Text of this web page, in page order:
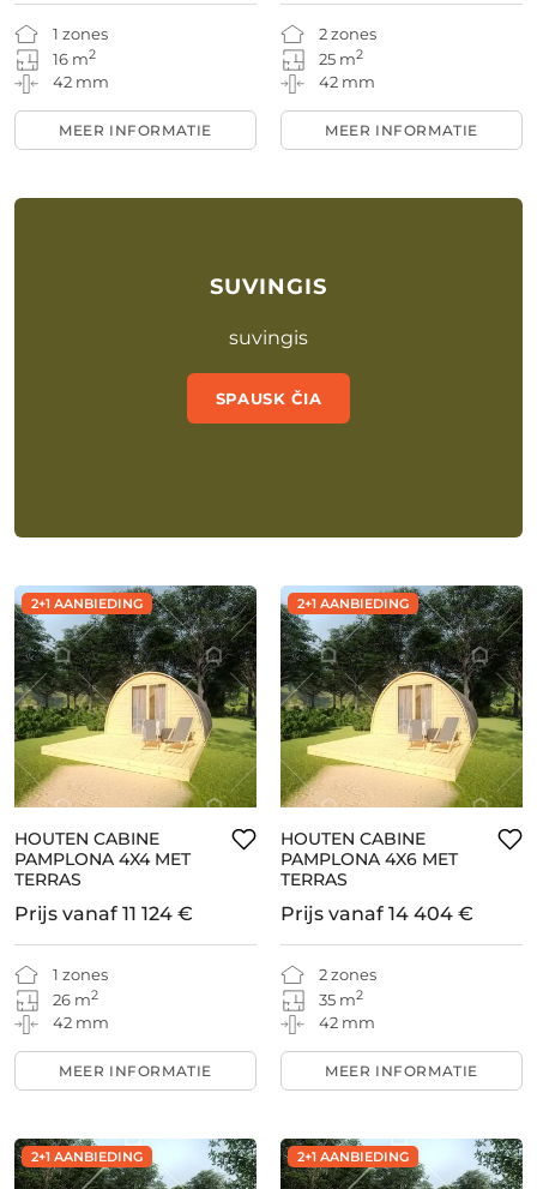
1 zones
16 m2
42 mm
MEER INFORMATIE
2 zones
25 m2
42 mm
MEER INFORMATIE
SUVINGIS
suvingis
SPAUSK ČIA
2+1 AANBIEDING
HOUTEN CABINE
PAMPLONA 4X4 MET
TERRAS
1 zones
26 m2
42 mm
Prijs vanaf 11 124 €
MEER INFORMATIE
2+1 AANBIEDING
HOUTEN CABINE
PAMPLONA 4X6 MET
TERRAS
2 zones
35 m2
42 mm
Prijs vanaf 14 404 €
MEER INFORMATIE
2+1 AANBIEDING 2+1 AANBIEDING